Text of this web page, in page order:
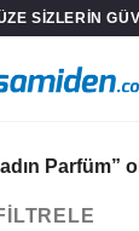
SIZLERIN
Parfüm”